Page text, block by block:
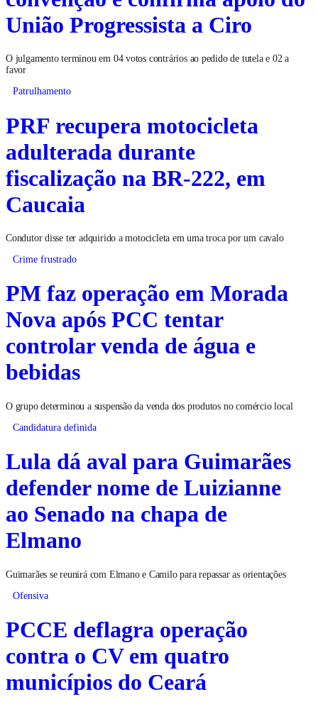
União Progressista a Ciro
O julgamento terminou em 04 votos contrários ao pedido de tutela e 02 a
favor
Patrulhamento
PRF recupera motocicleta
adulterada durante
fiscalização na BR-222, em
Caucaia
Condutor disse ter adquirido a motocicleta em uma troca por um cavalo
Crime frustrado
PM faz operação em Morada
Nova após PCC tentar
controlar venda de água e
bebidas
O grupo determinou a suspensão da venda dos produtos no comércio local
Candidatura definida
Lula dá aval para Guimarães
defender nome de Luizianne
ao Senado na chapa de
Elmano
Guimarães se reunirá com Elmano e Camilo para repassar as orientações
Ofensiva
PCCE deflagra operação
contra o CV em quatro
municípios do Ceará